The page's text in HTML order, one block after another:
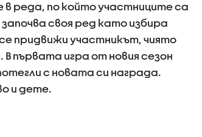
реда, по който участниците са
своя ред като избира
придвижи участникът, чиято
първата игра от новия сезон
с новата си награда.
и дете.